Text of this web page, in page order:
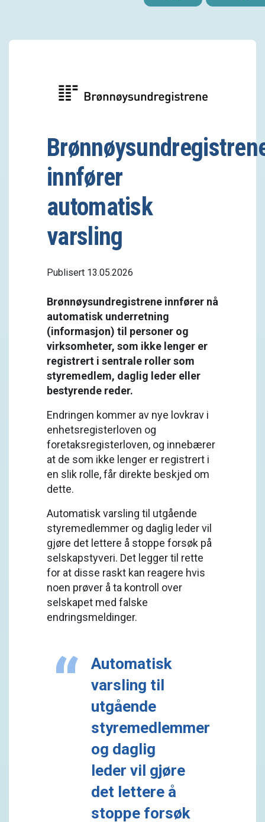
innfører
automatisk
varsling
Publisert 13.05.2026
Brønnøysundregistrene innfører nå
automatisk underretning
(informasjon) til personer og
virksomheter, som ikke lenger er
registrert i sentrale roller som
styremedlem, daglig leder eller
bestyrende reder.
Endringen kommer av nye lovkrav i
enhetsregisterloven og
foretaksregisterloven, og innebærer
at de som ikke lenger er registrert i
en slik rolle, får direkte beskjed om
dette.
Automatisk varsling til utgående
styremedlemmer og daglig leder vil
gjøre det lettere å stoppe forsøk på
selskapstyveri. Det legger til rette
for at disse raskt kan reagere hvis
noen prøver å ta kontroll over
selskapet med falske
endringsmeldinger.
Automatisk
varsling til
utgående
styremedlemmer
og daglig
leder vil gjøre
det lettere å
stoppe forsøk